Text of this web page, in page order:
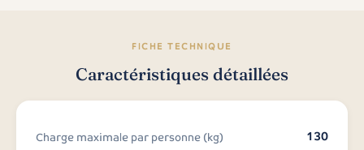
FICHE TECHNIQUE
Caractéristiques détaillées
Charge maximale par personne (kg) 130